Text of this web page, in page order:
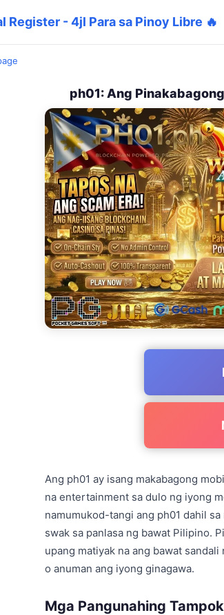
Register - 4jl Para sa Pinoy Libre 🔥
ph01: Ang
Ang ph01 ay isang makabagong
na entertainment sa dulo ng iyong
namumukod-tangi ang ph01 dahil
swak sa panlasa ng bawat Pilipino.
upang matiyak na ang bawat
o anuman ang iyong ginagawa.
Mga Pangunahing